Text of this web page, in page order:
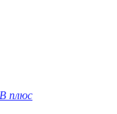
плюс